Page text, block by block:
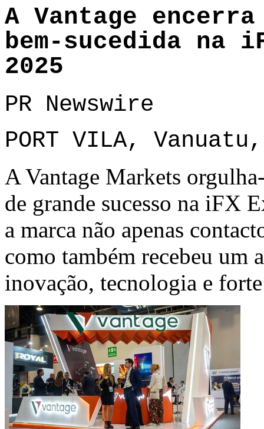
A Vantage encerra
bem-sucedida na
2025
PR Newswire
PORT VILA,
A Vantage Markets
de grande sucesso na iFX
a marca não apenas
como também recebeu um
inovação, tecnologia e